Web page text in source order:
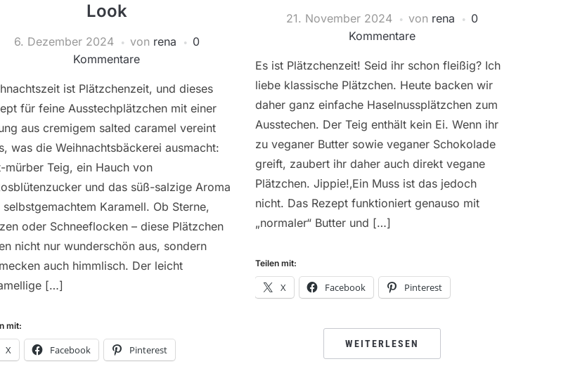
Look
6. Dezember 2024 von rena
0
Kommentare
ist Plätzchenzeit, und dieses
für feine Ausstechplätzchen mit einer
aus cremigem salted caramel vereint
was die Weihnachtsbäckerei ausmacht:
mürber Teig, ein Hauch von
und das süß-salzige Aroma
Karamell. Ob Sterne,
oder Schneeflocken – diese Plätzchen
nicht nur wunderschön aus, sondern
auch himmlisch. Der leicht
[…]
mit:
X Facebook Pinterest
21. November 2024 von rena
0
Kommentare
Es ist Plätzchenzeit! Seid ihr schon fleißig? Ich
liebe klassische Plätzchen. Heute backen wir
daher ganz einfache Haselnussplätzchen zum
Ausstechen. Der Teig enthält kein Ei. Wenn ihr
zu veganer Butter sowie veganer Schokolade
greift, zaubert ihr daher auch direkt vegane
Plätzchen. Jippie!‚Ein Muss ist das jedoch
nicht. Das Rezept funktioniert genauso mit
„normaler“ Butter und […]
Teilen mit:
X Facebook Pinterest
WEITERLESEN